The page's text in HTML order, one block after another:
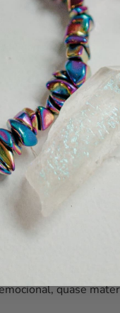
Quartzo Fumado.
cristal é “o teu”.
subtis. És guiada
intenção.
Obsidiana
quase